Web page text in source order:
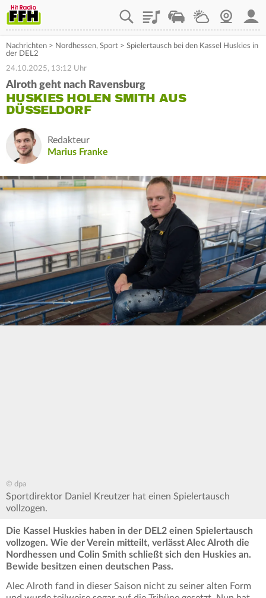
PlaylistStaupilotWetterWebcam
Nachrichten > Nordhessen, Sport > Spielertausch bei den Kassel Huskies in
der DEL2
24.10.2025, 13:12 Uhr
Alroth geht nach Ravensburg
HUSKIES HOLEN SMITH AUS
DÜSSELDORF
Redakteur
Marius Franke
© dpa
Sportdirektor Daniel Kreutzer hat einen Spielertausch
vollzogen.
Die Kassel Huskies haben in der DEL2 einen Spielertausch
vollzogen. Wie der Verein mitteilt, verlässt Alec Alroth die
Nordhessen und Colin Smith schließt sich den Huskies an.
Bewide besitzen einen deutschen Pass.
Alec Alroth fand in dieser Saison nicht zu seiner alten Form